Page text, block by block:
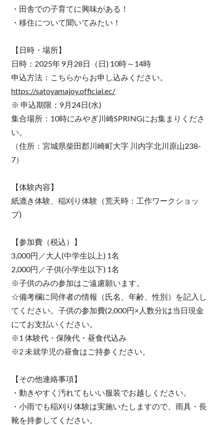
・田舎での子育てに興味がある！
・移住について聞いてみたい！
【日時・場所】
日時：2025年 9月28日（日) 10時～14時
申込方法：こちらからお申し込みください。
https://satoyamajoy.official.ec/
※ 申込期限：9月24日(水)
集合場所：10時にみやぎ川崎SPRINGにお集まりくださ
い。
（住所：宮城県柴田郡川崎町大字 川内字北川原山238-
7）
【体験内容】
紙漉き体験、稲刈り体験（荒天時：工作ワークショッ
プ)
【参加費（税込）】
3,000円／大人(中学生以上) 1名
2,000円／子供(小学生以下) 1名
※子供のみの参加はご遠慮願います。
☆備考欄に同伴者の情報（氏名、年齢、性別）を記入し
てください。子供の参加費(2,000円×人数分)は当日現金
にてお支払いください。
※1 体験代・保険代・昼食代込み
※2 未就学児の昼食はご持参ください。
【その他連絡事項】
・動きやすく汚れてもいい服装でお越しください。
・小雨でも稲刈り体験は実施いたしますので、雨具・長
靴を持参してください。